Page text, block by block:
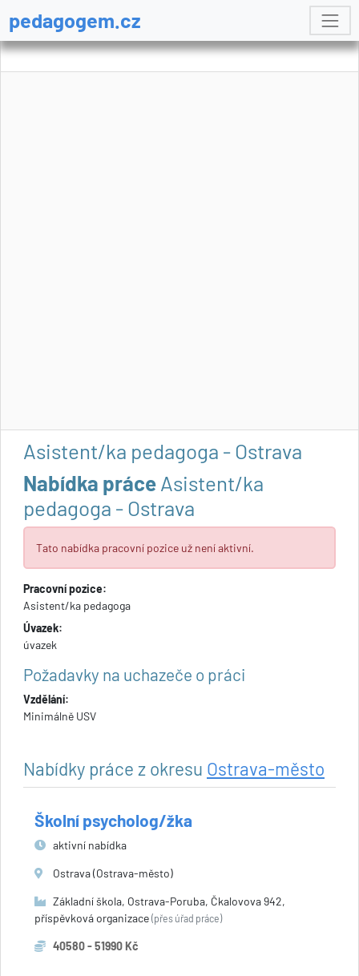
pedagogem.cz
Asistent/ka pedagoga - Ostrava
Nabídka práceAsistent/ka
pedagoga - Ostrava
Tato nabídka pracovní pozice už není aktivní.
Pracovní pozice:
Asistent/ka pedagoga
Úvazek:
úvazek
Požadavky na uchazeče o práci
Vzdělání:
Minimálně USV
Nabídky práce z okresu Ostrava-město
Školní psycholog/žka
aktivní nabídka
Ostrava (Ostrava-město)
Základní škola, Ostrava-Poruba, Čkalovova 942,
příspěvková organizace (přes úřad práce)
40580 - 51990 Kč